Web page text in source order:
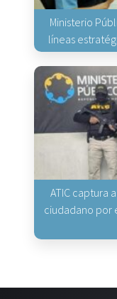
Ministerio
líneas
ATIC captura
ciudadano por